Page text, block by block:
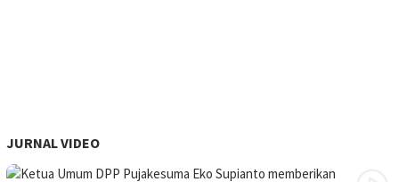
JURNAL VIDEO